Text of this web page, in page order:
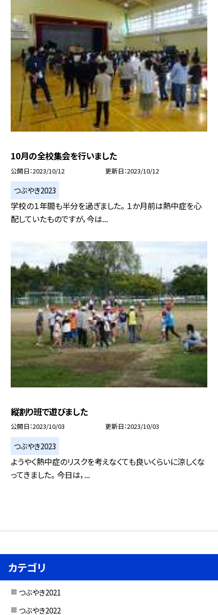
10月の全校集会を行いました
公開日 2023/10/12 更新日 2023/10/12
つぶやき2023
学校の１年間も半分を過ぎました。 １か月前は熱中症を心
配していたものですが，今は...
縦割り班で遊びました
公開日 2023/10/03 更新日 2023/10/03
つぶやき2023
ようやく熱中症のリスクを考えなくても良いくらいに涼しくな
ってきました。 今日は，...
カテゴリ
つぶやき2021
つぶやき2022